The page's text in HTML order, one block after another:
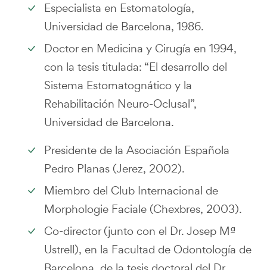
Especialista en Estomatología,
Universidad de Barcelona, 1986.
Doctor en Medicina y Cirugía en 1994,
con la tesis titulada: “El desarrollo del
Sistema Estomatognático y la
Rehabilitación Neuro-Oclusal”,
Universidad de Barcelona.
Presidente de la Asociación Española
Pedro Planas (Jerez, 2002).
Miembro del Club Internacional de
Morphologie Faciale (Chexbres, 2003).
Co-director (junto con el Dr. Josep Mª
Ustrell), en la Facultad de Odontología de